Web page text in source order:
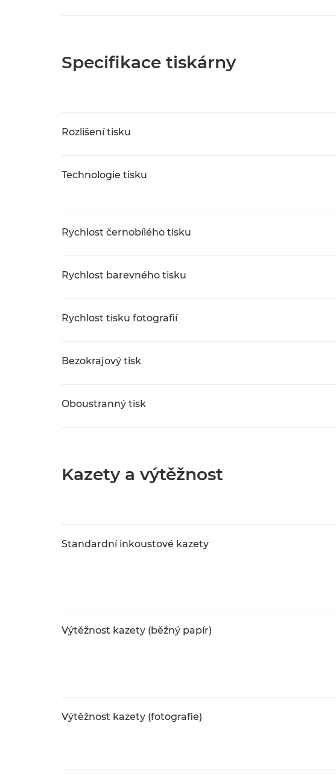
Specifikace tiskárny
Rozlišení tisku
Technologie tisku
Rychlost černobílého tisku
Rychlost barevného tisku
Rychlost tisku fotografií
Bezokrajový tisk
Oboustranný tisk
Kazety a výtěžnost
Standardní inkoustové kazety
Výtěžnost kazety (běžný papír)
Výtěžnost kazety (fotografie)